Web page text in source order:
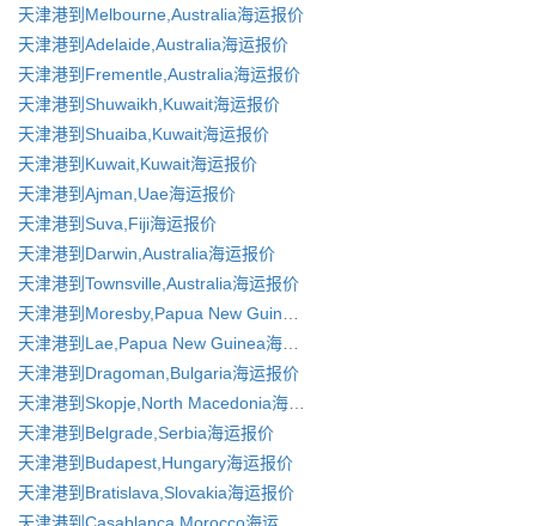
天津港到Melbourne,Australia海运报价
天津港到Adelaide,Australia海运报价
天津港到Frementle,Australia海运报价
天津港到Shuwaikh,Kuwait海运报价
天津港到Shuaiba,Kuwait海运报价
天津港到Kuwait,Kuwait海运报价
天津港到Ajman,Uae海运报价
天津港到Suva,Fiji海运报价
天津港到Darwin,Australia海运报价
天津港到Townsville,Australia海运报价
天津港到Dragoman,Bulgaria海运报价
天津港到Belgrade,Serbia海运报价
天津港到Budapest,Hungary海运报价
天津港到Bratislava,Slovakia海运报价